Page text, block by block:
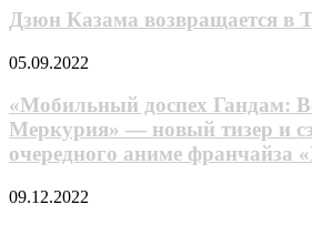
волк»
возвращается
в
Tekken
8
Дзюн Казама возвращается в
«Мобильный
Гандам:
Ведьма
с
Меркурия»
новый
05.09.2022
«Мобильный доспех Гандам:
Меркурия» — новый тизер и
очередного аниме франчайза
Не Киану
09.12.2022